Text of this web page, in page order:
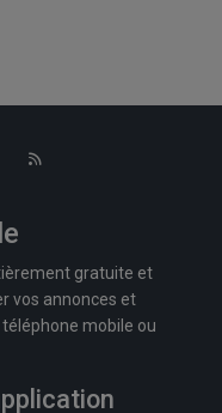
gratuite et
vos annonces et
mobile ou